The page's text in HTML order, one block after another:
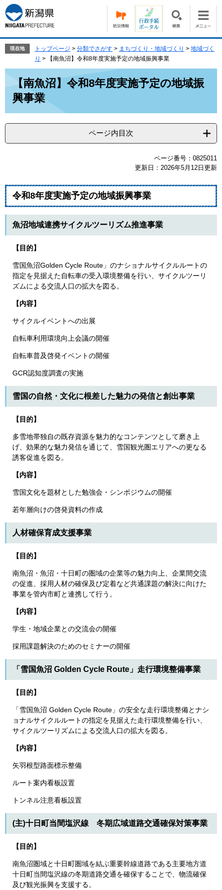
ー
ジ
の
で
ニ
ュ
ー
ば
現在地 トップページ > 分類でさがす > まちづくり・地域づくり > 地域づく
り > 【南魚沼】令和8年度実施予定の地域振興事業
【南魚沼】令和8年度実施予定の地域振
興事業
ページ内目次
ページ番号：0825011
更新日：2026年5月12日更新
令和8年度実施予定の地域振興事業
魚沼地域連携サイクルツーリズム推進事業
【目的】
雪国魚沼Golden Cycle Route」のナショナルサイクルルートの
指定を見据えた自転車の受入環境整備を行い、サイクルツーリ
ズムによる交流人口の拡大を図る。
【内容】
サイクルイベントへの出展
自転車利用環境向上会議の開催
自転車普及啓発イベントの開催
GCR認知度調査の実施
雪国の自然・文化に根差した魅力の発信と創出事業
【目的】
多雪地帯独自の既存資源を魅力的なコンテンツとして磨き上
げ、効果的な魅力発信を通じて、雪国観光圏エリアへの更なる
誘客促進を図る。
【内容】
雪国文化を題材とした勉強会・シンポジウムの開催
若年層向けの啓発資料の作成
人材確保育成支援事業
【目的】
南魚沼・魚沼・十日町の圏域の企業等の魅力向上、企業間交流
の促進、採用人材の確保及び定着など共通課題の解決に向けた
事業を管内市町と連携して行う。
【内容】
学生・地域企業との交流会の開催
採用課題解決のためのセミナーの開催
「雪国魚沼 Golden Cycle Route」走行環境整備事業
【目的】
「雪国魚沼 Golden Cycle Route」の安全な走行環境整備とナシ
ョナルサイクルルートの指定を見据えた走行環境整備を行い、
サイクルツーリズムによる交流人口の拡大を図る。
【内容】
矢羽根型路面標示整備
ルート案内看板設置
トンネル注意看板設置
(主)十日町当間塩沢線 冬期広域道路交通確保対策事業
【目的】
南魚沼圏域と十日町圏域を結ぶ重要幹線道路である主要地方道
十日町当間塩沢線の冬期道路交通を確保することで、物流確保
及び観光振興を支援する。